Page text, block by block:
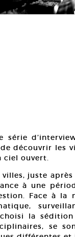
découvrir les
ciel ouvert.
juste
à une
Face à la
la
se